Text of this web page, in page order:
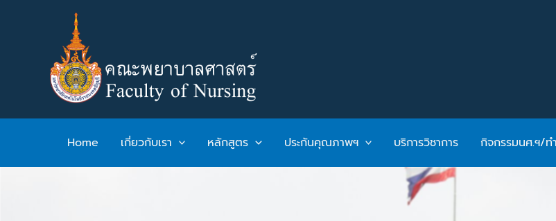
Home เกี่ยวกับเรา หลักสูตร ประกันคุณภาพฯ บริการวิชาการ กิจกรรมนศ.ฯ/ท